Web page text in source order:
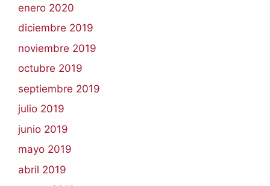
enero 2020
diciembre 2019
noviembre 2019
octubre 2019
septiembre 2019
julio 2019
junio 2019
mayo 2019
abril 2019